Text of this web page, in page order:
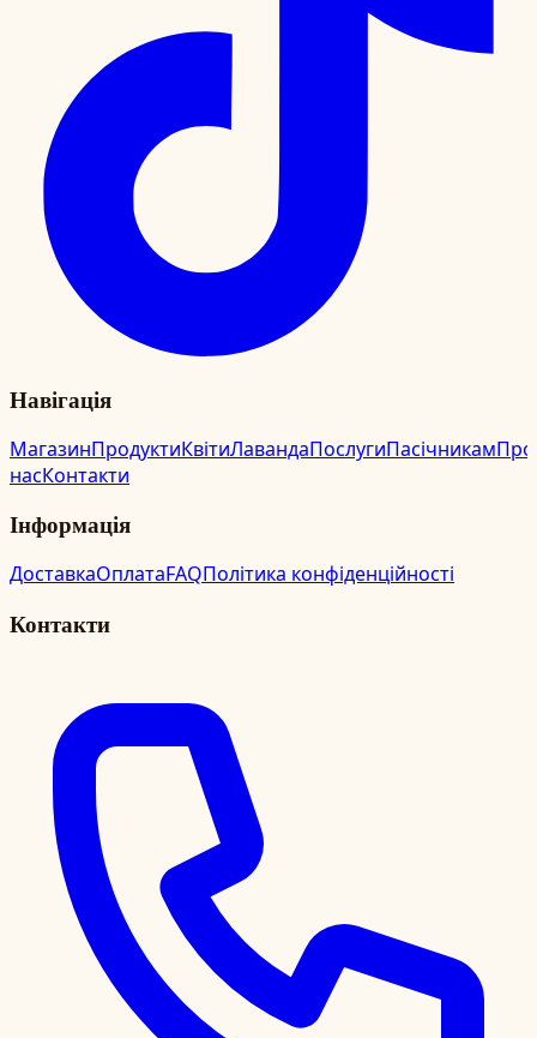
Навігація
МагазинПродуктиКвітиЛавандаПослугиПасічникамПро
насКонтакти
Інформація
ДоставкаОплатаFAQПолітика конфіденційності
Контакти